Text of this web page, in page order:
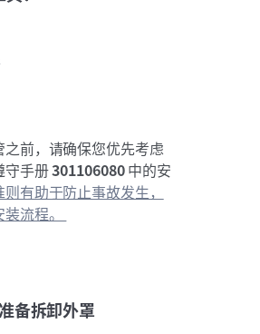
前，请确保您优先考虑
守手册301106080中的安
有助于防止事故发生，
流程。
备拆卸外罩